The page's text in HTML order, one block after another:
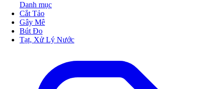
Danh mục
Cắt Tảo
Gây Mê
Bút Đo
Tạt, Xử Lý Nước